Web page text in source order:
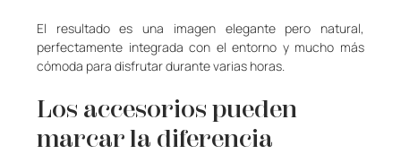
El resultado es una imagen elegante pero natural,
perfectamente integrada con el entorno y mucho más
cómoda para disfrutar durante varias horas.
Los accesorios pueden
marcar la diferencia